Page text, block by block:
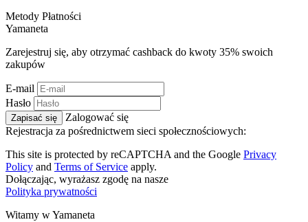
Metody Płatności
Yamaneta
Zarejestruj się, aby otrzymać cashback do kwoty 35% swoich
zakupów
E-mail
Hasło
Zapisać się
Zalogować się
Rejestracja za pośrednictwem sieci społecznościowych:
This site is protected by reCAPTCHA and the Google Privacy
Policy and Terms of Service apply.
Dołączając, wyrażasz zgodę na nasze
Polityka prywatności
Witamy wYamaneta